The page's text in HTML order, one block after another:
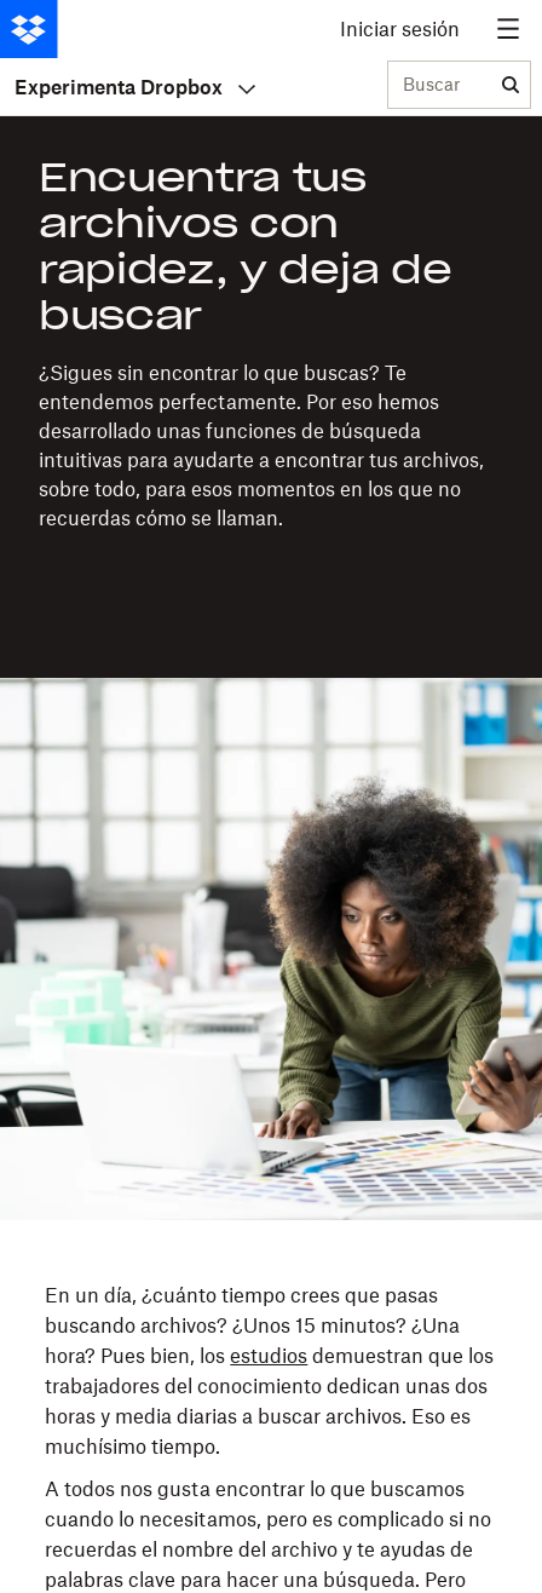
Iniciar sesión
Experimenta Dropbox Buscar
Encuentra tus
archivos con
rapidez, y deja de
buscar
¿Sigues sin encontrar lo que buscas? Te
entendemos perfectamente. Por eso hemos
desarrollado unas funciones de búsqueda
intuitivas para ayudarte a encontrar tus archivos,
sobre todo, para esos momentos en los que no
recuerdas cómo se llaman.
En un día, ¿cuánto tiempo crees que pasas
buscando archivos? ¿Unos 15 minutos? ¿Una
hora? Pues bien, losestudios demuestran que los
trabajadores del conocimiento dedican unas dos
horas y media diarias a buscar archivos. Eso es
muchísimo tiempo.
A todos nos gusta encontrar lo que buscamos
cuando lo necesitamos, pero es complicado si no
recuerdas el nombre del archivo y te ayudas de
palabras clave para hacer una búsqueda. Pero